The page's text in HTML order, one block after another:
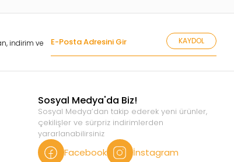
indirim ve
KAYDOL
Sosyal Medya'da Biz!
Sosyal Medya’dan takip ederek yeni ürünler,
çekilişler ve sürpriz indirimlerden
yararlanabilirsiniz
Facebook İnstagram